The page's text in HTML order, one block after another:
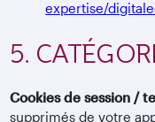
expertise/
5.
Cookies de session /
supprimés de votre